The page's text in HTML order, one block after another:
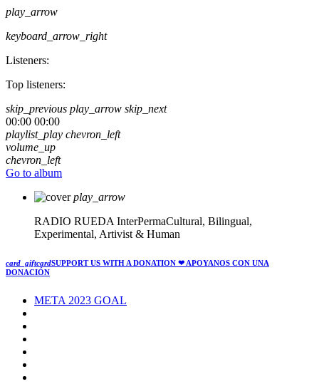
play_arrow
keyboard_arrow_right
Listeners:
Top listeners:
skip_previous play_arrow skip_next
00:00 00:00
playlist_play chevron_left
volume_up
chevron_left
Go to album
play_arrow
RADIO RUEDA InterPermaCultural, Bilingual,
Experimental, Artivist & Human
card_giftcardSUPPORT US WITH A DONATION ❤ APOYANOS CON UNA
DONACIÓN
META 2023 GOAL